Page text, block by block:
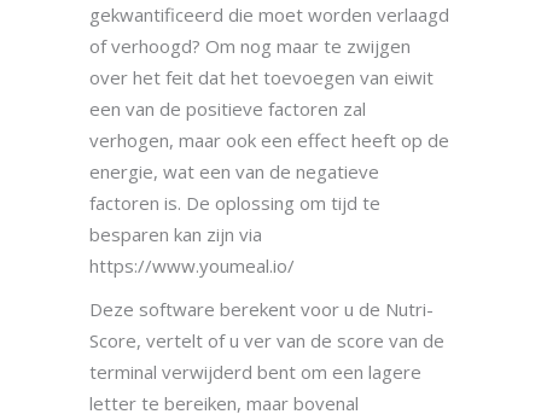
gekwantificeerd die moet worden verlaagd
of verhoogd? Om nog maar te zwijgen
over het feit dat het toevoegen van eiwit
een van de positieve factoren zal
verhogen, maar ook een effect heeft op de
energie, wat een van de negatieve
factoren is. De oplossing om tijd te
besparen kan zijn via
https://www.youmeal.io/
Deze software berekent voor u de Nutri-
Score, vertelt of u ver van de score van de
terminal verwijderd bent om een lagere
letter te bereiken, maar bovenal